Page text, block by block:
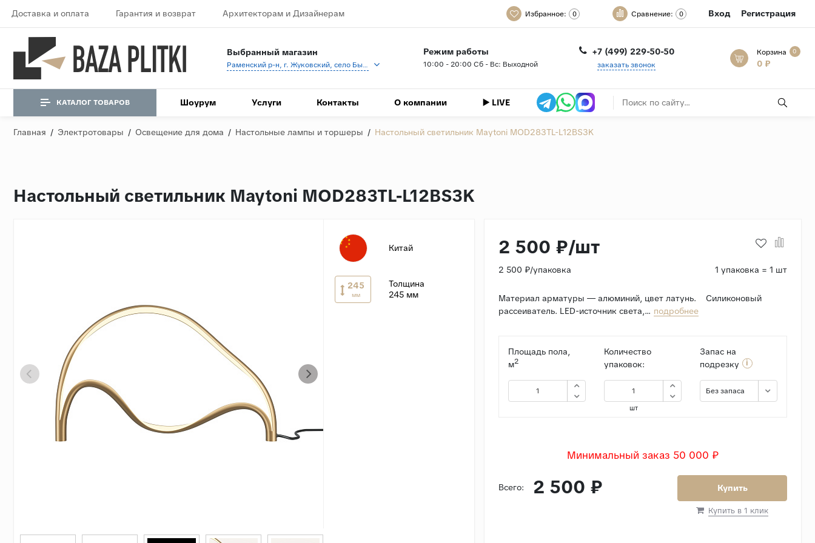
Доставка и оплата Гарантия и возврат Архитекторам и Дизайнерам Избранное: 0 Сравнение: 0 Вход Регистрация
Выбранный магазин
Раменский р-н, г. Жуковский, село Быково, кп Спартак, Береговая ул., 1
Режим работы
10:00 - 20:00 Сб - Вс: Выходной
+7 (499) 229-50-50
заказать звонок
Корзина 0
0 ₽
КАТАЛОГ ТОВАРОВ Шоурум Услуги Контакты О компании ▶️ LIVE
Главная / Электротовары / Освещение для дома / Настольные лампы и торшеры / Настольный светильник Maytoni MOD283TL-L12BS3K
Настольный светильник Maytoni MOD283TL-L12BS3K
Китай
245
мм
Толщина
245 мм
2 500 ₽/шт
2 500 ₽/упаковка 1 упаковка = 1 шт
Материал арматуры — алюминий, цвет латунь. Силиконовый
рассеиватель. LED-источник света,... подробнее
Площадь пола,
м2
Количество
упаковок:
шт
Запас на
подрезку
i
Без запаса
Минимальный заказ 50 000 ₽
Всего: 2 500 ₽ Купить
Купить в 1 клик